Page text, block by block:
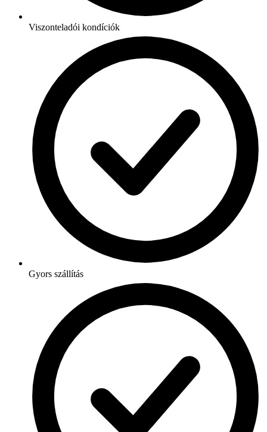
Viszonteladói kondíciók
Gyors szállítás